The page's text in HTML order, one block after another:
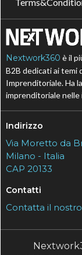
Nextwork360 è il
B2B dedicati ai temi
Imprenditoriale. Ha
imprenditoriale nelle
Indirizzo
Via Moretto da
Milano - Italia
CAP 20133
Contatti
Contatta il